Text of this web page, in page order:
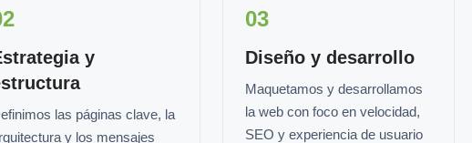
y
las páginas clave, la
y los mensajes
03
Diseño y desarrollo
Maquetamos y desarrollamos
la web con foco en velocidad,
SEO y experiencia de usuario